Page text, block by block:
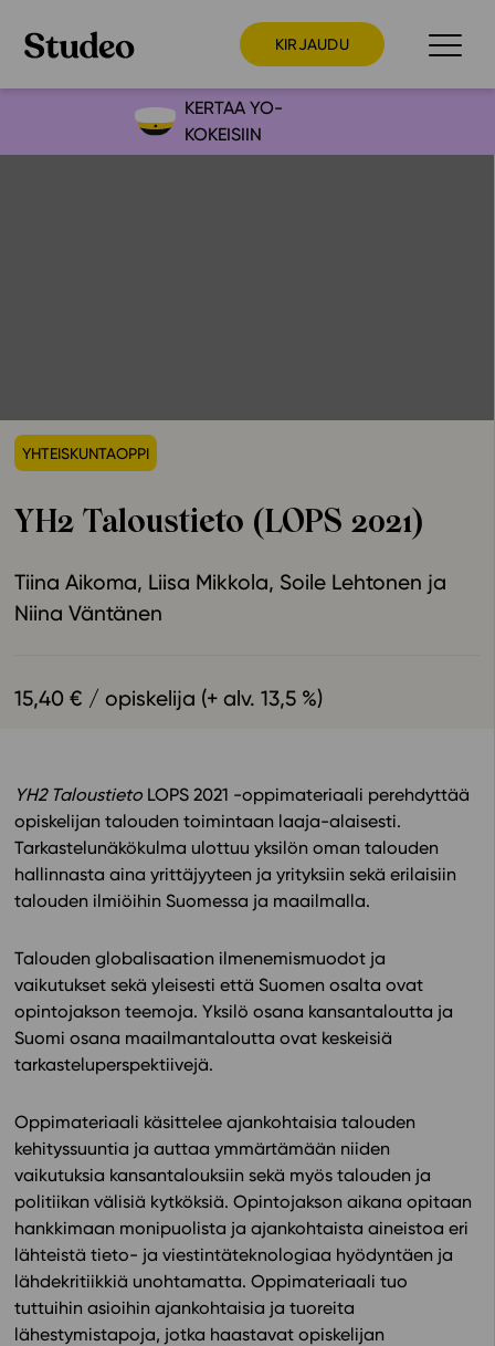
KIRJAUDU
Preppaaja
Yläkoulu
Lukio
Ominaisuudet
Webinaari­tallenteet
Yhteisö
Ohjevideot
Tietoa meistä
Eettiset periaatteet tekoälyn käyttöön
Tilaa uutiskirje
In English
KERTAA YO-
KOKEISIIN
YHTEISKUNTAOPPI
YH2 Taloustieto (LOPS 2021)
Tiina Aikoma Liisa Mikkola Soile Lehtonen
Niina Väntänen
15,40 € / opiskelija (+ alv. 13,5 %)
YH2 Taloustieto LOPS 2021 -oppimateriaali perehdyttää
opiskelijan talouden toimintaan laaja-alaisesti.
Tarkastelunäkökulma ulottuu yksilön oman talouden
hallinnasta aina yrittäjyyteen ja yrityksiin sekä erilaisiin
talouden ilmiöihin Suomessa ja maailmalla.
Talouden globalisaation ilmenemismuodot ja
vaikutukset sekä yleisesti että Suomen osalta ovat
opintojakson teemoja. Yksilö osana kansantaloutta ja
Suomi osana maailmantaloutta ovat keskeisiä
tarkasteluperspektiivejä.
Oppimateriaali käsittelee ajankohtaisia talouden
kehityssuuntia ja auttaa ymmärtämään niiden
vaikutuksia kansantalouksiin sekä myös talouden ja
politiikan välisiä kytköksiä. Opintojakson aikana opitaan
hankkimaan monipuolista ja ajankohtaista aineistoa eri
lähteistä tieto- ja viestintäteknologiaa hyödyntäen ja
lähdekritiikkiä unohtamatta. Oppimateriaali tuo
tuttuihin asioihin ajankohtaisia ja tuoreita
lähestymistapoja, jotka haastavat opiskelijan